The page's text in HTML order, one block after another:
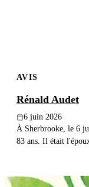
AVIS
Rénald Audet
6 juin 2026
À Sherbrooke, le 6
83 ans. Il était